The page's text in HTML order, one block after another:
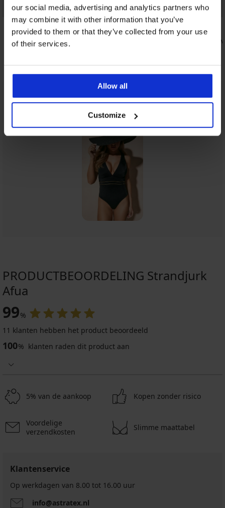
our social media, advertising and analytics partners who
may combine it with other information that you’ve
provided to them or that they’ve collected from your use
of their services.
Allow all
Customize
4,4
Korting -40%
4,8
Beha Fili verstevigd zonder beugels
19,79 €
Bh
Uit dezelfde collectie Tonen
PRODUCTBEOORDELING Strandjurk
Afua
99%
11 klanten hebben het product beoordeeld
100% klanten raden dit product aan
5% van de aankoop Kopen zonder risico
Voordelige
verzendkosten
Slimme maattabel
Klantenservice
Op werkdagen van 8.00 tot 16.00 uur
info@astratex.nl